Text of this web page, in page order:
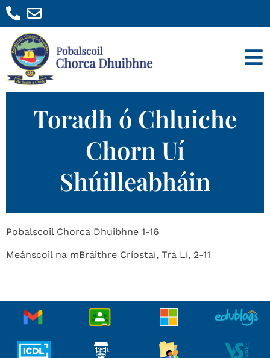
Toradh ó Chluiche
Chorn Uí
Shúilleabháin
Pobalscoil Chorca Dhuibhne 1-16
Meánscoil na mBráithre Críostaí, Trá Lí, 2-11